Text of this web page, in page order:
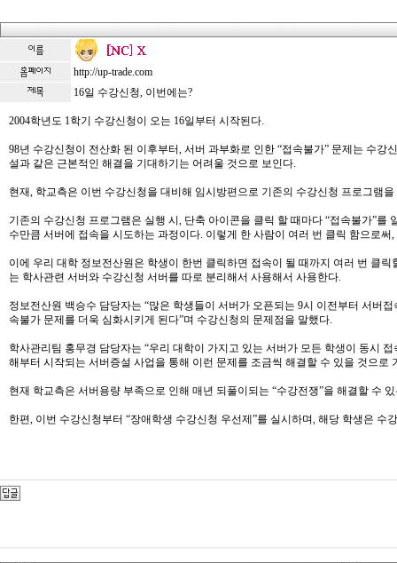
http://up-trade.com
16일 수강신청, 이번에는?
2004학년도 1학기 수강신청이 오는 16일부터 시작된다.
98년 수강신청이 전산화 된 이후부터, 서버 과부화로 인한 “접속불가” 문제는 수
설과 같은 근본적인 해결을 기대하기는 어려울 것으로 보인다.
현재, 학교측은 이번 수강신청을 대비해 임시방편으로 기존의 수강신청 프로그램
기존의 수강신청 프로그램은 실행 시, 단축 아이콘을 클릭 할 때마다 “접속불가”
수만큼 서버에 접속을 시도하는 과정이다. 이렇게 한 사람이 여러 번 클릭 함으로
이에 우리 대학 정보전산원은 학생이 한번 클릭하면 접속이 될 때까지 여러 번 클
는 학사관련 서버와 수강신청 서버를 따로 분리해서 사용해서 사용한다.
정보전산원 백승수 담당자는 “많은 학생들이 서버가 오픈되는 9시 이전부터 서버
속불가 문제를 더욱 심화시키게 된다”며 수강신청의 문제점을 말했다.
학사관리팀 홍무경 담당자는 “우리 대학이 가지고 있는 서버가 모든 학생이 동시
해부터 시작되는 서버증설 사업을 통해 이런 문제를 조금씩 해결할 수 있을 것으로
현재 학교측은 서버용량 부족으로 인해 매년 되풀이되는 “수강전쟁”을 해결할 수
한편, 이번 수강신청부터 “장애학생 수강신청 우선제”를 실시하며, 해당 학생은 수